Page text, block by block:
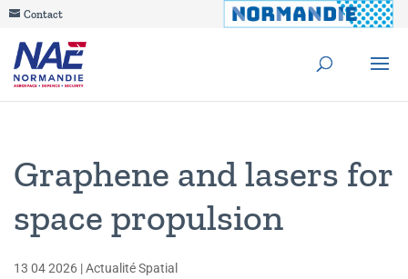
Contact
Graphene and lasers for
space propulsion
13 04 2026 |Actualité Spatial